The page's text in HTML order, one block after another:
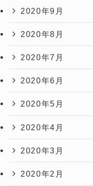
2020年9月
2020年8月
2020年7月
2020年6月
2020年5月
2020年4月
2020年3月
2020年2月